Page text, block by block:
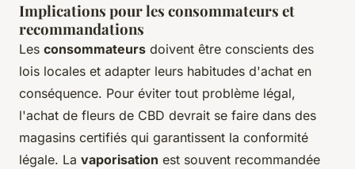
Implications pour les consommateurs et
recommandations
Les consommateurs doivent être conscients des
lois locales et adapter leurs habitudes d'achat en
conséquence. Pour éviter tout problème légal,
l'achat de fleurs de CBD devrait se faire dans des
magasins certifiés qui garantissent la conformité
légale. La vaporisation est souvent recommandée